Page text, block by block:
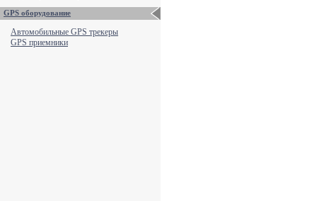
GPS оборудование
Автомобильные GPS трекеры
GPS приемники